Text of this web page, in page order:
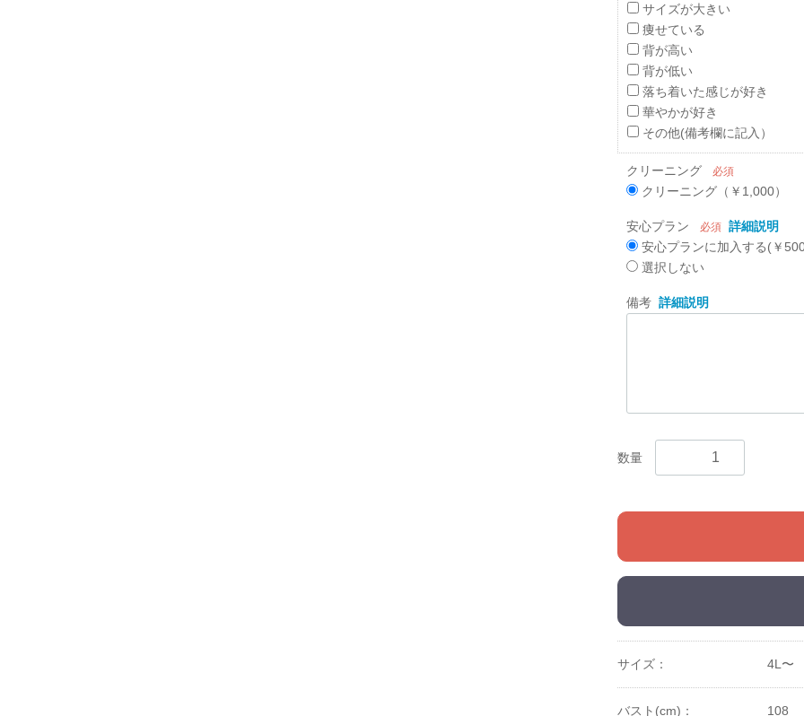
サイズが大きい
痩せている
背が高い
背が低い
落ち着いた感じが好き
華やかが好き
その他(備考欄に記入）
クリーニング 必須
クリーニング（￥1,000）
安心プラン 必須 詳細説明
安心プランに加入する(￥
選択しない
備考 詳細説明
数量
サイズ： 4L〜
バスト(cm)： 108